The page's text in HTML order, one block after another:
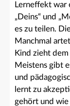
Lerneffekt war
„Deins“ und
es zu teilen.
Manchmal
Kind zieht
Meistens gibt
und
lernt zu
gehört und wie